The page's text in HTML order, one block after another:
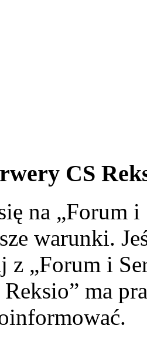
CS
na „Forum
warunki.
z „Forum i
ma